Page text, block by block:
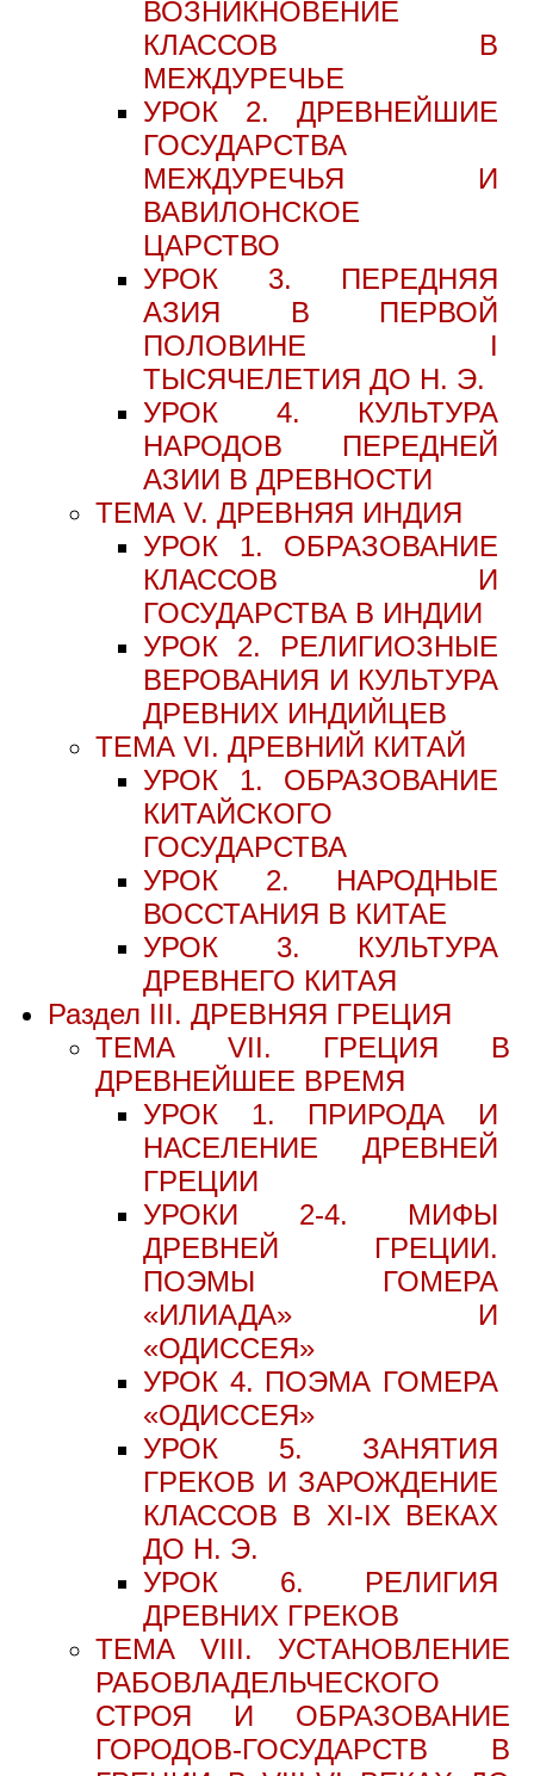
ВОЗНИКНОВЕНИЕ
КЛАССОВ В
МЕЖДУРЕЧЬЕ
УРОК 2. ДРЕВНЕЙШИЕ
ГОСУДАРСТВА
МЕЖДУРЕЧЬЯ И
ВАВИЛОНСКОЕ
ЦАРСТВО
УРОК 3. ПЕРЕДНЯЯ
АЗИЯ В ПЕРВОЙ
ПОЛОВИНЕ I
ТЫСЯЧЕЛЕТИЯ ДО Н. Э.
УРОК 4. КУЛЬТУРА
НАРОДОВ ПЕРЕДНЕЙ
АЗИИ В ДРЕВНОСТИ
ТЕМА V. ДРЕВНЯЯ ИНДИЯ
УРОК 1. ОБРАЗОВАНИЕ
КЛАССОВ И
ГОСУДАРСТВА В ИНДИИ
УРОК 2. РЕЛИГИОЗНЫЕ
ВЕРОВАНИЯ И КУЛЬТУРА
ДРЕВНИХ ИНДИЙЦЕВ
ТЕМА VI. ДРЕВНИЙ КИТАЙ
УРОК 1. ОБРАЗОВАНИЕ
КИТАЙСКОГО
ГОСУДАРСТВА
УРОК 2. НАРОДНЫЕ
ВОССТАНИЯ В КИТАЕ
УРОК 3. КУЛЬТУРА
ДРЕВНЕГО КИТАЯ
Раздел III. ДРЕВНЯЯ ГРЕЦИЯ
ТЕМА VII. ГРЕЦИЯ В
ДРЕВНЕЙШЕЕ ВРЕМЯ
УРОК 1. ПРИРОДА И
НАСЕЛЕНИЕ ДРЕВНЕЙ
ГРЕЦИИ
УРОКИ 2-4. МИФЫ
ДРЕВНЕЙ ГРЕЦИИ.
ПОЭМЫ ГОМЕРА
«ИЛИАДА» И
«ОДИССЕЯ»
УРОК 4. ПОЭМА ГОМЕРА
«ОДИССЕЯ»
УРОК 5. ЗАНЯТИЯ
ГРЕКОВ И ЗАРОЖДЕНИЕ
КЛАССОВ В XI-IX ВЕКАХ
ДО Н. Э.
УРОК 6. РЕЛИГИЯ
ДРЕВНИХ ГРЕКОВ
ТЕМА VIII. УСТАНОВЛЕНИЕ
РАБОВЛАДЕЛЬЧЕСКОГО
СТРОЯ И ОБРАЗОВАНИЕ
ГОРОДОВ-ГОСУДАРСТВ В